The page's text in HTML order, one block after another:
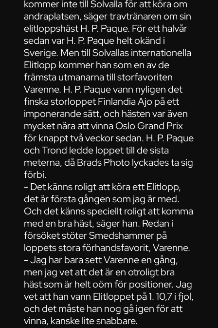
kommer inte till Solvalla för att köra om
andraplatsen, säger travtränaren om sin
elitloppshäst H. P. Paque. För ett halvår
sedan var H. P. Paque helt okänd i
Sverige. Men till Solvallas internationella
Elitlopp kommer han som en av de
främsta utmanarna till storfavoriten
Varenne. H. P. Paque vann nyligen det
finska storloppet Finlandia Ajo på ett
imponerande sätt, och hästen var även
mycket nära att vinna Oslo Grand Prix
för knappt två veckor sedan. H. P. Paque
och Trond ledde loppet till de sista
meterna, då Brads Photo lyckades ta sig
förbi.
- Det känns roligt att köra ett Elitlopp,
det är första gången som jag är med.
Och det känns speciellt roligt att komma
med en bra häst, säger han. Redan i
försöket stöter Smedshammer på
loppets stora förhandsfavorit, Varenne.
- Jag har bara sett Varenne en gång,
men jag vet att det är en otroligt bra
häst som är helt oöm för positioner. Jag
vet att han vann Elitloppet på 1. 10,7 i fjol,
och det måste han nog gå igen för att
vinna, kanske lite snabbare.